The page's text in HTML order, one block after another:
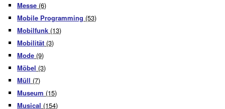
Messe (6)
Mobile Programming (53)
Mobilfunk (13)
Mobilität (3)
Mode (9)
Möbel (3)
Müll (7)
Museum (15)
Musical (154)